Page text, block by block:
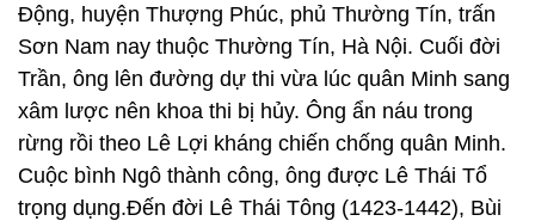
Động, huyện Thượng Phúc, phủ Thường Tín, trấn
Sơn Nam nay thuộc Thường Tín, Hà Nội. Cuối đời
Trần, ông lên đường dự thi vừa lúc quân Minh sang
xâm lược nên khoa thi bị hủy. Ông ẩn náu trong
rừng rồi theo Lê Lợi kháng chiến chống quân Minh.
Cuộc bình Ngô thành công, ông được Lê Thái Tổ
trọng dụng.Đến đời Lê Thái Tông (1423-1442), Bùi